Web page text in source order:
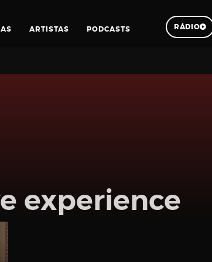
ARTISTAS PODCASTS RÁDIO
Pesquisar
experience